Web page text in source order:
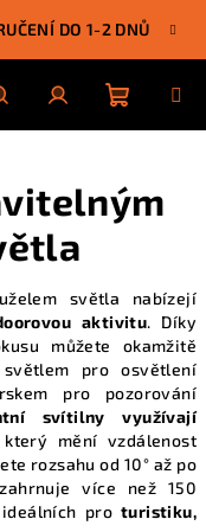
DO 1-2 DNŮ
Přihlášení
košík
světla nabízejí
aktivitu. Díky
můžete okamžitě
pro osvětlení
pro pozorování
svítilny využívají
mění vzdálenost
rozsahu od 10° až po
více než 150
pro turistiku,